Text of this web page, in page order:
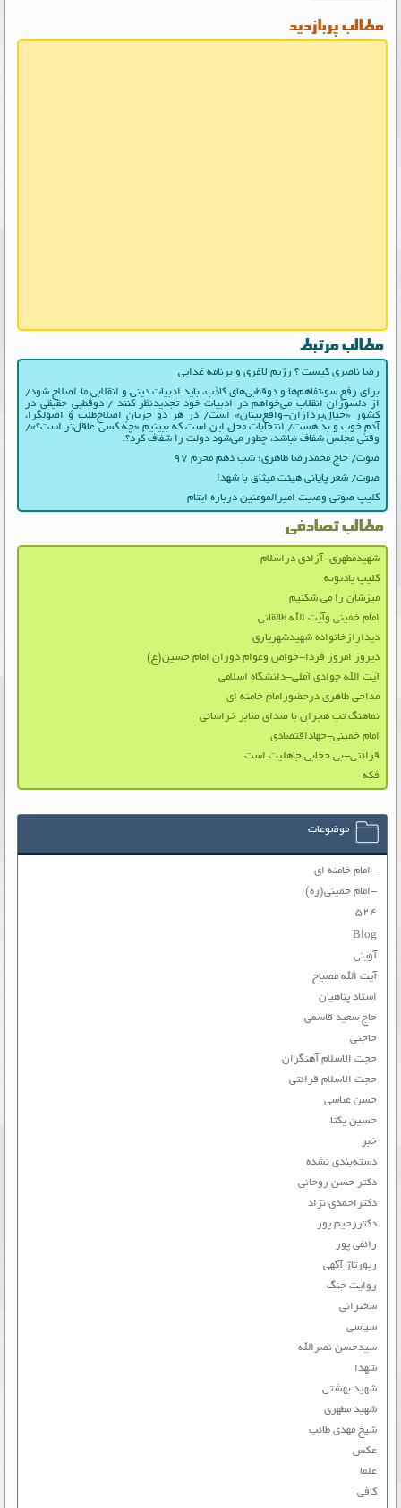
مطالب پربازدید
مطالب مرتبط
رضا ناصری کیست ؟ رژیم لاغری و برنامه غذایی
برای رفع سوءتفاهم‌ها و دوقطبی‌های کاذب، باید ادبیات دینی و انقلابیِ ما اصلاح شود/
از دلسوزان انقلاب می‌خواهم در ادبیات‌ خود تجدیدنظر کنند / دوقطبیِ حقیقی در
کشور «خیال‌پردازان-واقع‌بینان» است/ در هر دو جریانِ اصلاح‌طلب و اصولگرا،
آدمِ خوب و بد هست/ انتخابات محل این است که ببینیم «چه کسی عاقل‌تر است؟»/
وقتی مجلس شفاف نباشد، چطور می‌شود دولت را شفاف کرد؟!
صوت/ حاج محمدرضا طاهری؛ شب دهم محرم ۹۷
صوت/ شعر پایانی هیئت میثاق با شهدا
کلیپ صوتی وصیت امیرالمومنین درباره ایتام
مطالب تصادفی
شهیدمطهری-آزادی دراسلام
کلیپ یادتونه
میزشان را می شکنیم
امام خمینی وآیت الله طالقانی
دیدارازخانواده شهیدشهریاری
دیروز امروز فردا-خواص وعوام دوران امام حسین(ع)
آیت الله جوادی آملی-دانشگاه اسلامی
مداحی طاهری درحضورامام خامنه ای
نماهنگ تب هجران با صدای صابر خراسانی
امام خمینی-جهاداقتصادی
قرائتی-بی حجابی جاهلیت است
فکه
موضوعات
-امام خامنه ای
-امام خمینی(ره)
۵۲۴
Blog
آوینی
آیت الله مصباح
استاد پناهیان
حاج سعید قاسمی
حاجتی
حجت الاسلام آهنگران
حجت الاسلام قرائتی
حسن عباسی
حسین یکتا
خبر
دسته‌بندی نشده
دکتر حسن روحانی
دکتراحمدی نژاد
دکتررحیم پور
رائفی پور
رپورتاژ آگهی
روایت جنگ
سخنرانی
سیاسی
سیدحسن نصرالله
شهدا
شهید بهشتی
شهید مطهری
شیخ مهدی طائب
عکس
علما
کافی